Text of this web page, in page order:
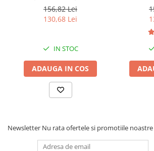
Pneumatice
Rampe luminoase girofar
Suporturi pentru girofare auto si
Veste Reflectorizante de Avertizare
Capace inox si jante
Capace piulite
utilaje agricole
156,82 Lei
130,68 Lei
IN STOC
ADAUGA IN COS
- 3F
Newsletter Nu rata ofertele si promotiile noastre